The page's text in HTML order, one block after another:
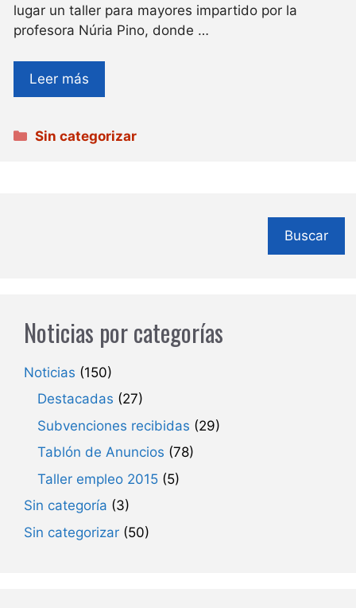
lugar un taller para mayores impartido por la
profesora Núria Pino, donde …
Leer más
Categorías
Sin categorizar
Buscar
Noticias por categorías
Noticias (150)
Destacadas (27)
Subvenciones recibidas (29)
Tablón de Anuncios (78)
Taller empleo 2015 (5)
Sin categoría (3)
Sin categorizar (50)